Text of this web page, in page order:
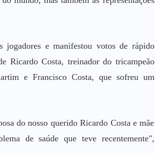
e manifestou votos de rápido
Ricardo Costa, treinador do tricampeão
e Francisco Costa, que sofreu um
do nosso querido Ricardo Costa e mãe
de saúde que teve recentemente",